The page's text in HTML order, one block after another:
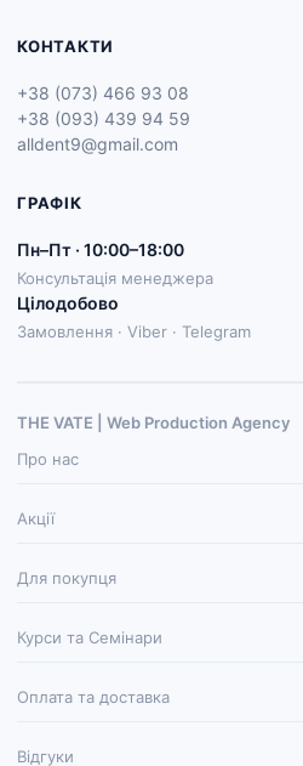
КОНТАКТИ
+38 (073) 466 93 08
+38 (093) 439 94 59
alldent9@gmail.com
ГРАФІК
Пн–Пт · 10:00–18:00
Консультація менеджера
Цілодобово
Замовлення · Viber · Telegram
THE VATE | Web Production Agenсy
Про нас
Акції
Для покупця
Курси та Семінари
Оплата та доставка
Відгуки